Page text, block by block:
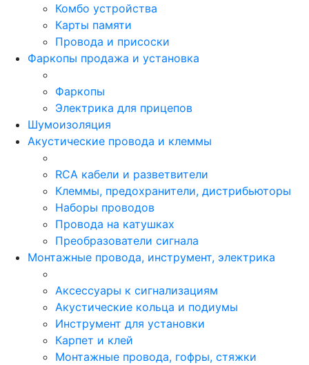
Комбо устройства
Карты памяти
Провода и присоски
Фаркопы продажа и установка
Фаркопы
Электрика для прицепов
Шумоизоляция
Акустические провода и клеммы
RCA кабели и разветвители
Клеммы, предохранители, дистрибьюторы
Наборы проводов
Провода на катушках
Преобразователи сигнала
Монтажные провода, инструмент, электрика
Аксессуары к сигнализациям
Акустические кольца и подиумы
Инструмент для установки
Карпет и клей
Монтажные провода, гофры, стяжки